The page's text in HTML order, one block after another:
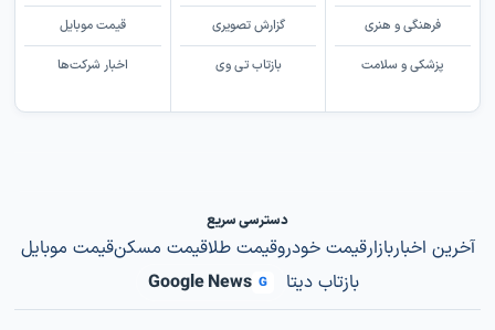
فرهنگی و هنری
پزشکی و سلامت
گزارش تصویری
بازتاب تی وی
قیمت موبایل
اخبار شرکت‌ها
دسترسی سریع
آخرین اخباربازارقیمت خودروقیمت طلاقیمت مسکنقیمت موبایل
بازتاب دیتا
G
Google News